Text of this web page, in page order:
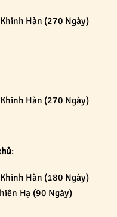
Hàn (270 Ngày)
Hàn (270 Ngày)
:
Hàn (180 Ngày)
Hạ (90 Ngày)